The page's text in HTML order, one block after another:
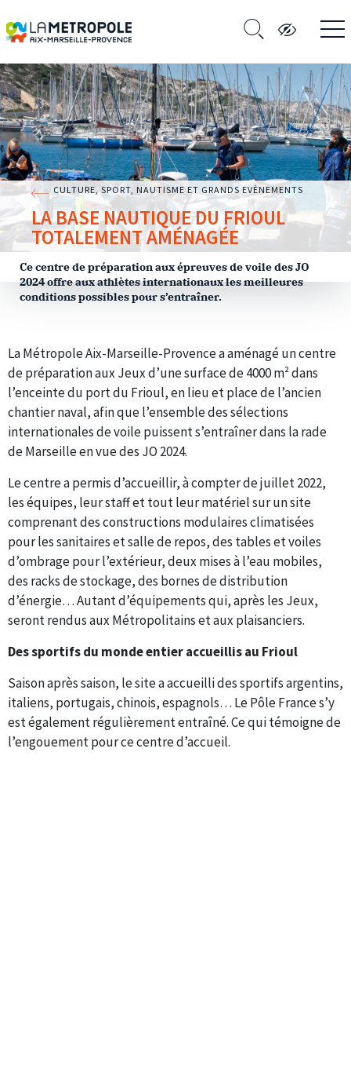
CULTURE, SPORT, NAUTISME ET GRANDS EVÈNEMENTS
LA BASE NAUTIQUE DU FRIOUL
TOTALEMENT AMÉNAGÉE
Ce centre de préparation aux épreuves de voile des JO
2024 offre aux athlètes internationaux les meilleures
conditions possibles pour s’entraîner.
La Métropole Aix-Marseille-Provence a aménagé un centre
de préparation aux Jeux d’une surface de 4000 m² dans
l’enceinte du port du Frioul, en lieu et place de l’ancien
chantier naval, afin que l’ensemble des sélections
internationales de voile puissent s’entraîner dans la rade
de Marseille en vue des JO 2024.
Le centre a permis d’accueillir, à compter de juillet 2022,
les équipes, leur staff et tout leur matériel sur un site
comprenant des constructions modulaires climatisées
pour les sanitaires et salle de repos, des tables et voiles
d’ombrage pour l’extérieur, deux mises à l’eau mobiles,
des racks de stockage, des bornes de distribution
d’énergie… Autant d’équipements qui, après les Jeux,
seront rendus aux Métropolitains et aux plaisanciers.
Des sportifs du monde entier accueillis au Frioul
Saison après saison, le site a accueilli des sportifs argentins,
italiens, portugais, chinois, espagnols… Le Pôle France s’y
est également régulièrement entraîné. Ce qui témoigne de
l’engouement pour ce centre d’accueil.